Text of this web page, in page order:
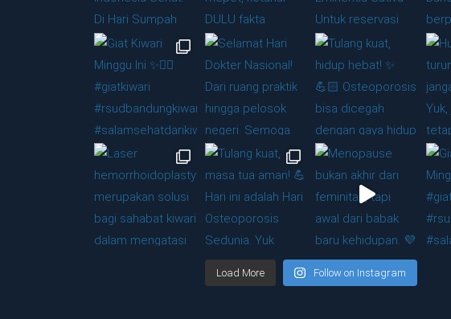
Load More Follow on Instagram